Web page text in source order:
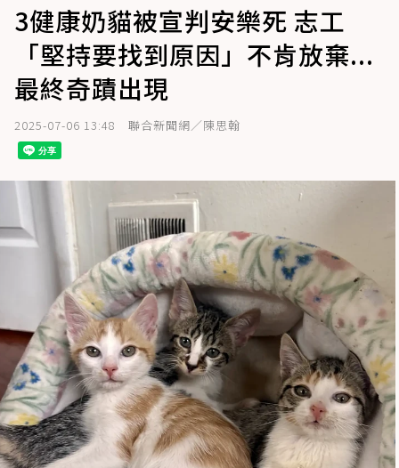
3健康奶貓被宣判安樂死 志工
「堅持要找到原因」不肯放棄...
最終奇蹟出現
2025-07-06 13:48 聯合新聞網／陳思翰